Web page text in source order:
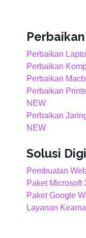
Perbaikan
Perbaikan
Perbaikan
Perbaikan
NEW
Perbaikan
NEW
Solusi
Pembuatan
Paket Microsoft
Paket Google
Layanan